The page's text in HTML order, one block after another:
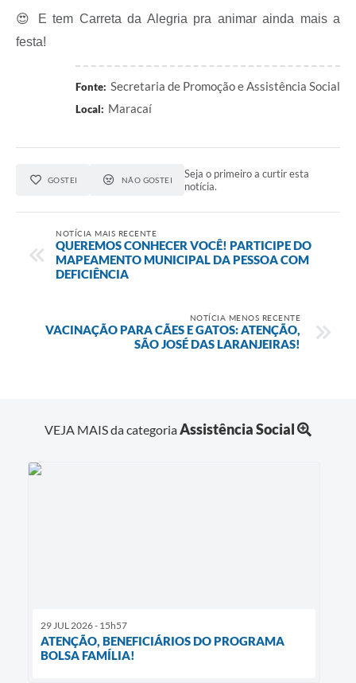
😍 E tem Carreta da Alegria pra animar ainda mais a
festa!
Fonte: Secretaria de Promoção e Assistência Social
Local: Maracaí
GOSTEI NÃO GOSTEI
Seja o primeiro a curtir esta
notícia.
NOTÍCIA MAIS RECENTE
QUEREMOS CONHECER VOCÊ! PARTICIPE DO
MAPEAMENTO MUNICIPAL DA PESSOA COM
DEFICIÊNCIA
NOTÍCIA MENOS RECENTE
VACINAÇÃO PARA CÃES E GATOS: ATENÇÃO,
SÃO JOSÉ DAS LARANJEIRAS!
VEJA MAIS da categoriaAssistência Social
29 JUL 2026 - 15h57
ATENÇÃO, BENEFICIÁRIOS DO PROGRAMA
BOLSA FAMÍLIA!